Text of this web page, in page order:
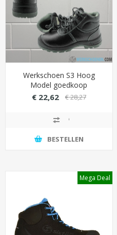
Werkschoen S3 Hoog
Model goedkoop
(AANBIEDING)
€ 22,62 € 28,27
BESTELLEN
Mega Deal